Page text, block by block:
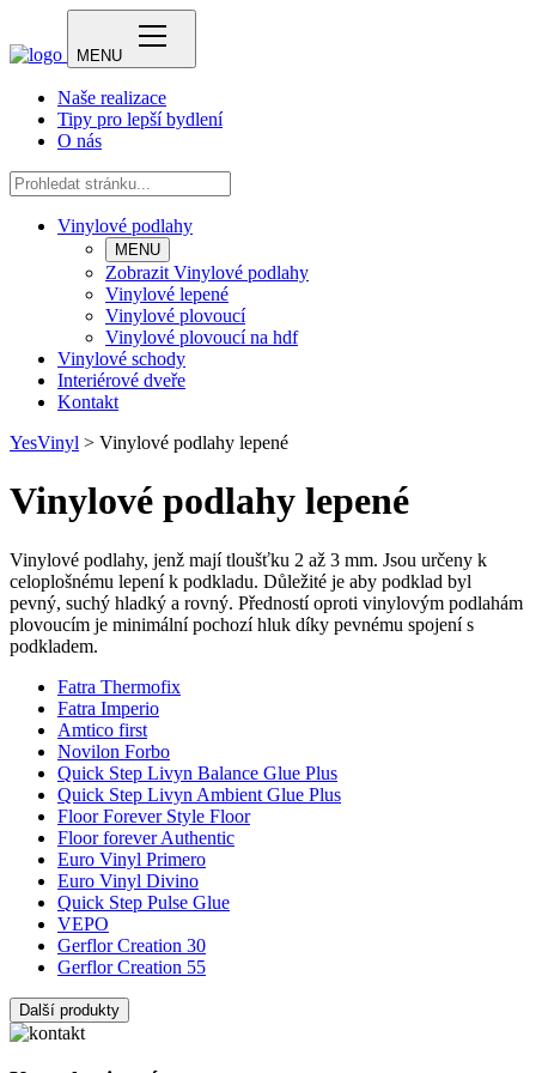
MENU
Naše realizace
Tipy pro lepší bydlení
O nás
Vinylové podlahy
MENU
Zobrazit Vinylové podlahy
Vinylové lepené
Vinylové plovoucí
Vinylové plovoucí na hdf
Vinylové schody
Interiérové dveře
Kontakt
YesVinyl > Vinylové podlahy lepené
Vinylové podlahy lepené
Vinylové podlahy, jenž mají tloušťku 2 až 3 mm. Jsou určeny k
celoplošnému lepení k podkladu. Důležité je aby podklad byl
pevný, suchý hladký a rovný. Předností oproti vinylovým podlahám
plovoucím je minimální pochozí hluk díky pevnému spojení s
podkladem.
Fatra Thermofix
Fatra Imperio
Amtico first
Novilon Forbo
Quick Step Livyn Balance Glue Plus
Quick Step Livyn Ambient Glue Plus
Floor Forever Style Floor
Floor forever Authentic
Euro Vinyl Primero
Euro Vinyl Divino
Quick Step Pulse Glue
VEPO
Gerflor Creation 30
Gerflor Creation 55
Další produkty